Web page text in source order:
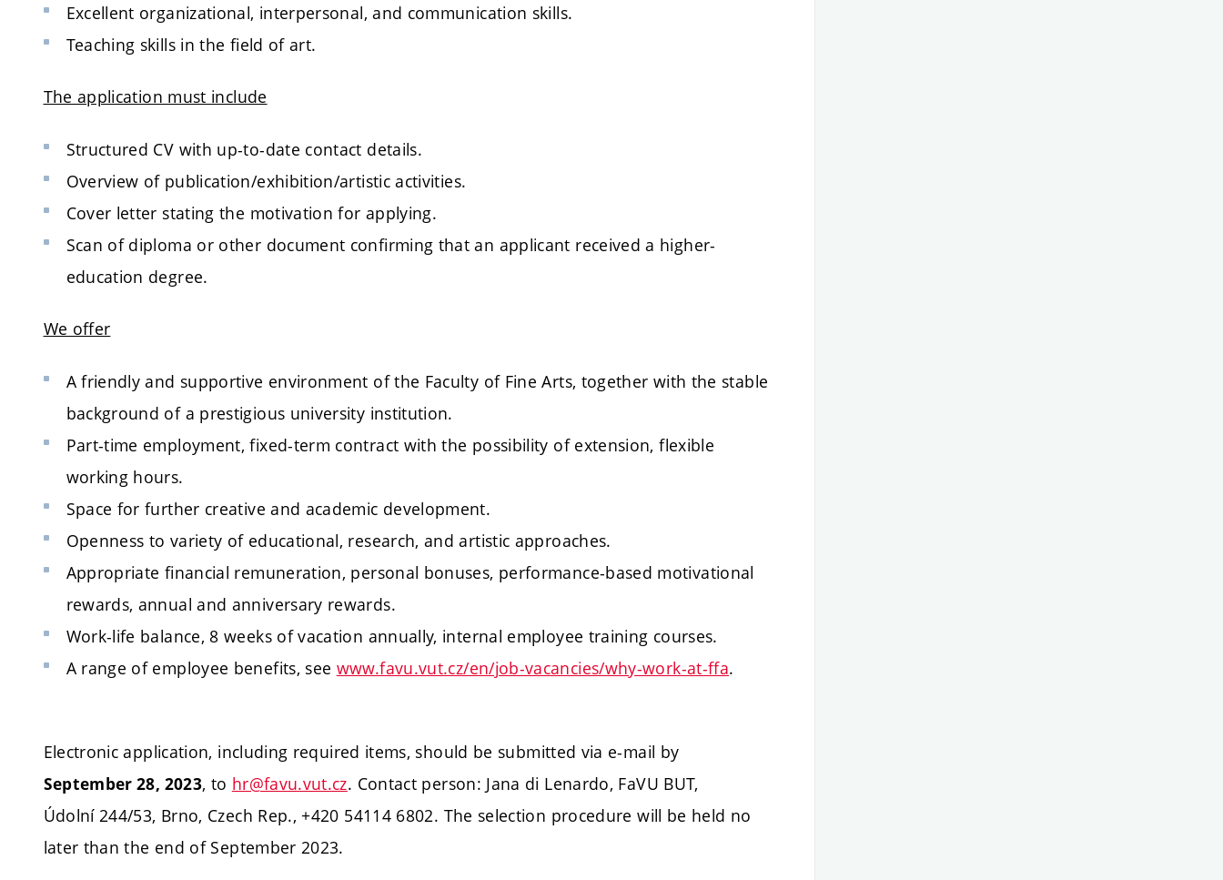
Excellent organizational, interpersonal, and communication skills.
Teaching skills in the field of art.
The application must include
Structured CV with up-to-date contact details.
Overview of publication/exhibition/artistic activities.
Cover letter stating the motivation for applying.
Scan of diploma or other document confirming that an applicant received a higher-
education degree.
We offer
A friendly and supportive environment of the Faculty of Fine Arts, together with the stable
background of a prestigious university institution.
Part-time employment, fixed-term contract with the possibility of extension,flexible
working hours.
Space for further creative and academic development.
Openness to variety of educational, research, and artistic approaches.
Appropriate financial remuneration, personal bonuses, performance-based motivational
rewards, annual and anniversary rewards.
Work-life balance, 8 weeks of vacation annually, internal employee training courses.
A range of employee benefits, see www.favu.vut.cz/en/job-vacancies/why-work-at-ffa.
Electronic application, including required items, should be submitted via e-mail by
September 28, 2023, to hr@favu.vut.cz. Contact person: Jana di Lenardo, FaVU BUT,
Údolní 244/53, Brno, Czech Rep., +420 54114 6802. The selection procedure will be held no
later than the end of September 2023.